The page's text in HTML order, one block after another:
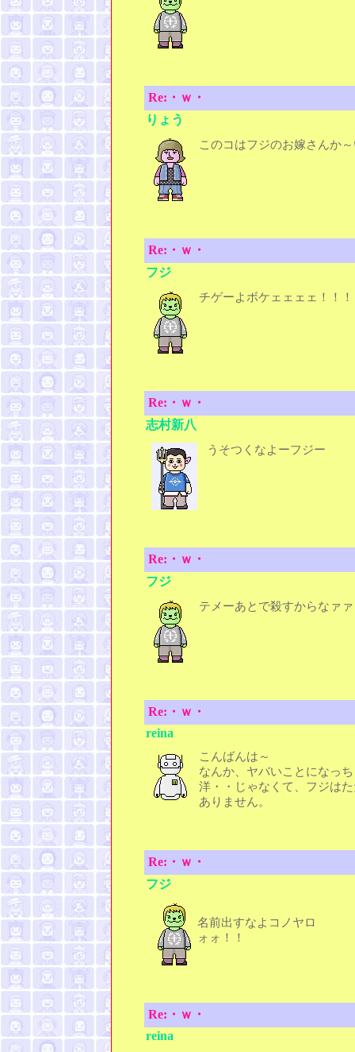
Re:・ｗ・
りょう
このコはフジのお嫁さんか
Re:・ｗ・
フジ
チゲーよボケェェェェ！！
Re:・ｗ・
志村新八
うそつくなよーフジー
Re:・ｗ・
フジ
テメーあとで殺すからなァ
Re:・ｗ・
reina
こんばんは～
なんか、ヤバいことになっ
洋・・じゃなくて、フジは
ありません。
Re:・ｗ・
フジ
名前出すなよコノヤロ
ォォ！！
Re:・ｗ・
reina